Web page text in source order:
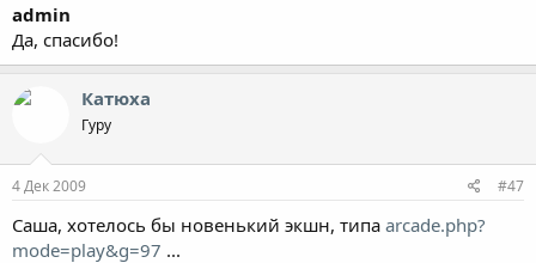
admin
Да, спасибо!
Катюха
Гуру
4 Дек 2009 #47
Саша, хотелось бы новенький экшн, типа arcade.php?
mode=play&g=97 ...